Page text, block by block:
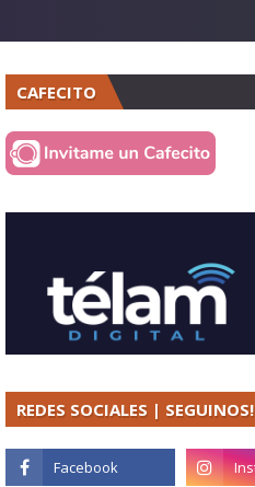
CAFECITO
REDES SOCIALES | SEGUINOS!